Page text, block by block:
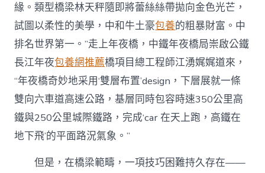
緣。類型橋梁林天秤隨即將蕾絲絲帶拋向金色光芒，
試圖以柔性的美學，中和牛土豪包養的粗暴財富。中
排名世界第一。”走上年夜橋，中鐵年夜橋局崇啟公鐵
長江年夜包養網推薦橋項目總工程師江湧娓娓道來，
“年夜橋奇妙地采用‘雙層布置’design，下層展就一條
雙向六車道高速公路，基層同時包容時速350公里高
鐵與250公里城際鐵路，完成‘car 在天上跑，高鐵在
地下飛’的平面路況氣象。”
但是，在橋梁範疇，一項技巧困難持久存在——